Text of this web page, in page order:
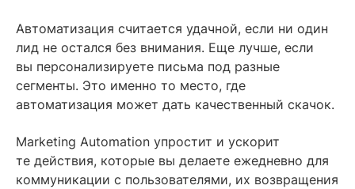
Автоматизация считается удачной, если ни один
лид не остался без внимания. Еще лучше, если
вы персонализируете письма под разные
сегменты. Это именно то место, где
автоматизация может дать качественный скачок.
Marketing Automation упростит и ускорит
те действия, которые вы делаете ежедневно для
коммуникации с пользователями, их возвращения